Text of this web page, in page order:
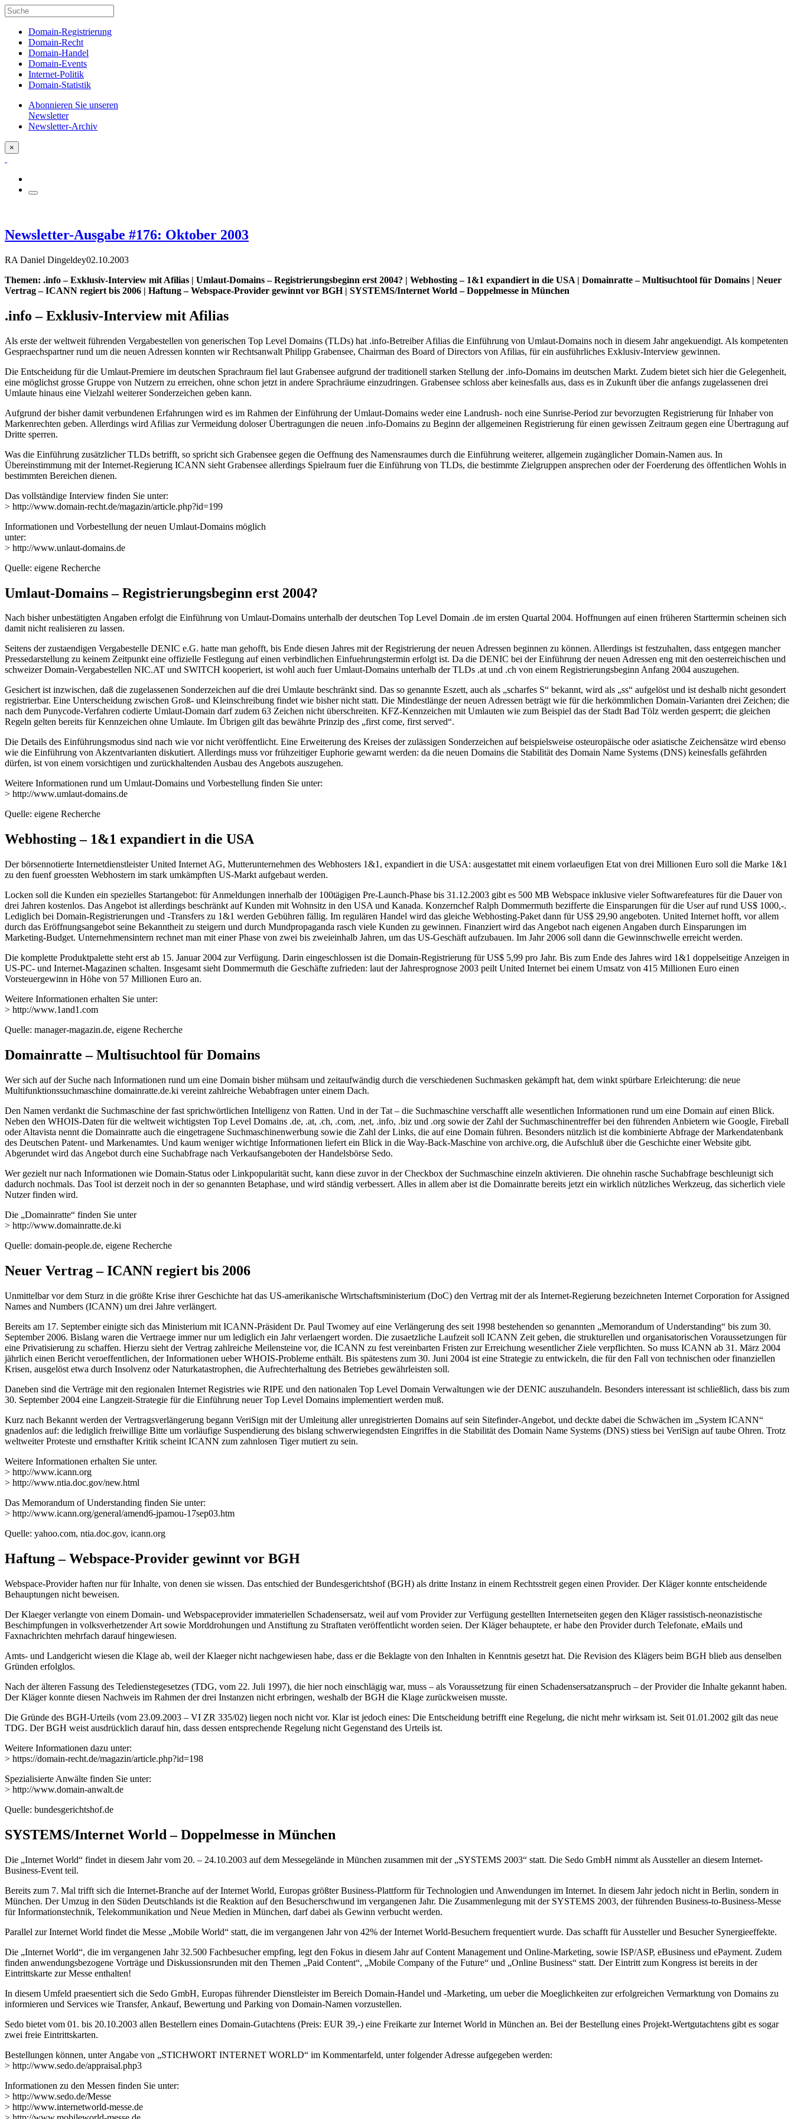
Domain-Registrierung
Domain-Recht
Domain-Handel
Domain-Events
Internet-Politik
Domain-Statistik
Abonnieren Sie unseren
Newsletter
Newsletter-Archiv
×
Newsletter-Ausgabe #176: Oktober 2003
RA Daniel Dingeldey02.10.2003
Themen: .info – Exklusiv-Interview mit Afilias | Umlaut-Domains – Registrierungsbeginn erst 2004? | Webhosting – 1&1 expandiert in die USA | Domainratte – Multisuchtool für Domains | Neuer
Vertrag – ICANN regiert bis 2006 | Haftung – Webspace-Provider gewinnt vor BGH | SYSTEMS/Internet World – Doppelmesse in München
.info – Exklusiv-Interview mit Afilias
Als erste der weltweit führenden Vergabestellen von generischen Top Level Domains (TLDs) hat .info-Betreiber Afilias die Einführung von Umlaut-Domains noch in diesem Jahr angekuendigt. Als kompetenten
Gespraechspartner rund um die neuen Adressen konnten wir Rechtsanwalt Philipp Grabensee, Chairman des Board of Directors von Afilias, für ein ausführliches Exklusiv-Interview gewinnen.
Die Entscheidung für die Umlaut-Premiere im deutschen Sprachraum fiel laut Grabensee aufgrund der traditionell starken Stellung der .info-Domains im deutschen Markt. Zudem bietet sich hier die Gelegenheit,
eine möglichst grosse Gruppe von Nutzern zu erreichen, ohne schon jetzt in andere Sprachräume einzudringen. Grabensee schloss aber keinesfalls aus, dass es in Zukunft über die anfangs zugelassenen drei
Umlaute hinaus eine Vielzahl weiterer Sonderzeichen geben kann.
Aufgrund der bisher damit verbundenen Erfahrungen wird es im Rahmen der Einführung der Umlaut-Domains weder eine Landrush- noch eine Sunrise-Period zur bevorzugten Registrierung für Inhaber von
Markenrechten geben. Allerdings wird Afilias zur Vermeidung doloser Übertragungen die neuen .info-Domains zu Beginn der allgemeinen Registrierung für einen gewissen Zeitraum gegen eine Übertragung auf
Dritte sperren.
Was die Einführung zusätzlicher TLDs betrifft, so spricht sich Grabensee gegen die Oeffnung des Namensraumes durch die Einführung weiterer, allgemein zugänglicher Domain-Namen aus. In
Übereinstimmung mit der Internet-Regierung ICANN sieht Grabensee allerdings Spielraum fuer die Einführung von TLDs, die bestimmte Zielgruppen ansprechen oder der Foerderung des öffentlichen Wohls in
bestimmten Bereichen dienen.
Das vollständige Interview finden Sie unter:
> http://www.domain-recht.de/magazin/article.php?id=199
Informationen und Vorbestellung der neuen Umlaut-Domains möglich
unter:
> http://www.unlaut-domains.de
Quelle: eigene Recherche
Umlaut-Domains – Registrierungsbeginn erst 2004?
Nach bisher unbestätigten Angaben erfolgt die Einführung von Umlaut-Domains unterhalb der deutschen Top Level Domain .de im ersten Quartal 2004. Hoffnungen auf einen früheren Starttermin scheinen sich
damit nicht realisieren zu lassen.
Seitens der zustaendigen Vergabestelle DENIC e.G. hatte man gehofft, bis Ende diesen Jahres mit der Registrierung der neuen Adressen beginnen zu können. Allerdings ist festzuhalten, dass entgegen mancher
Pressedarstellung zu keinem Zeitpunkt eine offizielle Festlegung auf einen verbindlichen Einfuehrungstermin erfolgt ist. Da die DENIC bei der Einführung der neuen Adressen eng mit den oesterreichischen und
schweizer Domain-Vergabestellen NIC.AT und SWITCH kooperiert, ist wohl auch fuer Umlaut-Domains unterhalb der TLDs .at und .ch von einem Registrierungsbeginn Anfang 2004 auszugehen.
Gesichert ist inzwischen, daß die zugelassenen Sonderzeichen auf die drei Umlaute beschränkt sind. Das so genannte Eszett, auch als „scharfes S“ bekannt, wird als „ss“ aufgelöst und ist deshalb nicht gesondert
registrierbar. Eine Unterscheidung zwischen Groß- und Kleinschreibung findet wie bisher nicht statt. Die Mindestlänge der neuen Adressen beträgt wie für die herkömmlichen Domain-Varianten drei Zeichen; die
nach dem Punycode-Verfahren codierte Umlaut-Domain darf zudem 63 Zeichen nicht überschreiten. KFZ-Kennzeichen mit Umlauten wie zum Beispiel das der Stadt Bad Tölz werden gesperrt; die gleichen
Regeln gelten bereits für Kennzeichen ohne Umlaute. Im Übrigen gilt das bewährte Prinzip des „first come, first served“.
Die Details des Einführungsmodus sind nach wie vor nicht veröffentlicht. Eine Erweiterung des Kreises der zulässigen Sonderzeichen auf beispielsweise osteuropäische oder asiatische Zeichensätze wird ebenso
wie die Einführung von Akzentvarianten diskutiert. Allerdings muss vor frühzeitiger Euphorie gewarnt werden: da die neuen Domains die Stabilität des Domain Name Systems (DNS) keinesfalls gefährden
dürfen, ist von einem vorsichtigen und zurückhaltenden Ausbau des Angebots auszugehen.
Weitere Informationen rund um Umlaut-Domains und Vorbestellung finden Sie unter:
> http://www.umlaut-domains.de
Quelle: eigene Recherche
Webhosting – 1&1 expandiert in die USA
Der börsennotierte Internetdienstleister United Internet AG, Mutterunternehmen des Webhosters 1&1, expandiert in die USA: ausgestattet mit einem vorlaeufigen Etat von drei Millionen Euro soll die Marke 1&1
zu den fuenf groessten Webhostern im stark umkämpften US-Markt aufgebaut werden.
Locken soll die Kunden ein spezielles Startangebot: für Anmeldungen innerhalb der 100tägigen Pre-Launch-Phase bis 31.12.2003 gibt es 500 MB Webspace inklusive vieler Softwarefeatures für die Dauer von
drei Jahren kostenlos. Das Angebot ist allerdings beschränkt auf Kunden mit Wohnsitz in den USA und Kanada. Konzernchef Ralph Dommermuth bezifferte die Einsparungen für die User auf rund US$ 1000,-.
Lediglich bei Domain-Registrierungen und -Transfers zu 1&1 werden Gebühren fällig. Im regulären Handel wird das gleiche Webhosting-Paket dann für US$ 29,90 angeboten. United Internet hofft, vor allem
durch das Eröffnungsangebot seine Bekanntheit zu steigern und durch Mundpropaganda rasch viele Kunden zu gewinnen. Finanziert wird das Angebot nach eigenen Angaben durch Einsparungen im
Marketing-Budget. Unternehmensintern rechnet man mit einer Phase von zwei bis zweieinhalb Jahren, um das US-Geschäft aufzubauen. Im Jahr 2006 soll dann die Gewinnschwelle erreicht werden.
Die komplette Produktpalette steht erst ab 15. Januar 2004 zur Verfügung. Darin eingeschlossen ist die Domain-Registrierung für US$ 5,99 pro Jahr. Bis zum Ende des Jahres wird 1&1 doppelseitige Anzeigen in
US-PC- und Internet-Magazinen schalten. Insgesamt sieht Dommermuth die Geschäfte zufrieden: laut der Jahresprognose 2003 peilt United Internet bei einem Umsatz von 415 Millionen Euro einen
Vorsteuergewinn in Höhe von 57 Millionen Euro an.
Weitere Informationen erhalten Sie unter:
> http://www.1and1.com
Quelle: manager-magazin.de, eigene Recherche
Domainratte – Multisuchtool für Domains
Wer sich auf der Suche nach Informationen rund um eine Domain bisher mühsam und zeitaufwändig durch die verschiedenen Suchmasken gekämpft hat, dem winkt spürbare Erleichterung: die neue
Multifunktionssuchmaschine domainratte.de.ki vereint zahlreiche Webabfragen unter einem Dach.
Den Namen verdankt die Suchmaschine der fast sprichwörtlichen Intelligenz von Ratten. Und in der Tat – die Suchmaschine verschafft alle wesentlichen Informationen rund um eine Domain auf einen Blick.
Neben den WHOIS-Daten für die weltweit wichtigsten Top Level Domains .de, .at, .ch, .com, .net, .info, .biz und .org sowie der Zahl der Suchmaschinentreffer bei den führenden Anbietern wie Google, Fireball
oder Altavista nennt die Domainratte auch die eingetragene Suchmaschinenwerbung sowie die Zahl der Links, die auf eine Domain führen. Besonders nützlich ist die kombinierte Abfrage der Markendatenbank
des Deutschen Patent- und Markenamtes. Und kaum weniger wichtige Informationen liefert ein Blick in die Way-Back-Maschine von archive.org, die Aufschluß über die Geschichte einer Website gibt.
Abgerundet wird das Angebot durch eine Suchabfrage nach Verkaufsangeboten der Handelsbörse Sedo.
Wer gezielt nur nach Informationen wie Domain-Status oder Linkpopularität sucht, kann diese zuvor in der Checkbox der Suchmaschine einzeln aktivieren. Die ohnehin rasche Suchabfrage beschleunigt sich
dadurch nochmals. Das Tool ist derzeit noch in der so genannten Betaphase, und wird ständig verbessert. Alles in allem aber ist die Domainratte bereits jetzt ein wirklich nützliches Werkzeug, das sicherlich viele
Nutzer finden wird.
Die „Domainratte“ finden Sie unter
> http://www.domainratte.de.ki
Quelle: domain-people.de, eigene Recherche
Neuer Vertrag – ICANN regiert bis 2006
Unmittelbar vor dem Sturz in die größte Krise ihrer Geschichte hat das US-amerikanische Wirtschaftsministerium (DoC) den Vertrag mit der als Internet-Regierung bezeichneten Internet Corporation for Assigned
Names and Numbers (ICANN) um drei Jahre verlängert.
Bereits am 17. September einigte sich das Ministerium mit ICANN-Präsident Dr. Paul Twomey auf eine Verlängerung des seit 1998 bestehenden so genannten „Memorandum of Understanding“ bis zum 30.
September 2006. Bislang waren die Vertraege immer nur um lediglich ein Jahr verlaengert worden. Die zusaetzliche Laufzeit soll ICANN Zeit geben, die strukturellen und organisatorischen Voraussetzungen für
eine Privatisierung zu schaffen. Hierzu sieht der Vertrag zahlreiche Meilensteine vor, die ICANN zu fest vereinbarten Fristen zur Erreichung wesentlicher Ziele verpflichten. So muss ICANN ab 31. März 2004
jährlich einen Bericht veroeffentlichen, der Informationen ueber WHOIS-Probleme enthält. Bis spätestens zum 30. Juni 2004 ist eine Strategie zu entwickeln, die für den Fall von technischen oder finanziellen
Krisen, ausgelöst etwa durch Insolvenz oder Naturkatastrophen, die Aufrechterhaltung des Betriebes gewährleisten soll.
Daneben sind die Verträge mit den regionalen Internet Registries wie RIPE und den nationalen Top Level Domain Verwaltungen wie der DENIC auszuhandeln. Besonders interessant ist schließlich, dass bis zum
30. September 2004 eine Langzeit-Strategie für die Einführung neuer Top Level Domains implementiert werden muß.
Kurz nach Bekannt werden der Vertragsverlängerung begann VeriSign mit der Umleitung aller unregistrierten Domains auf sein Sitefinder-Angebot, und deckte dabei die Schwächen im „System ICANN“
gnadenlos auf: die lediglich freiwillige Bitte um vorläufige Suspendierung des bislang schwerwiegendsten Eingriffes in die Stabilität des Domain Name Systems (DNS) stiess bei VeriSign auf taube Ohren. Trotz
weltweiter Proteste und ernsthafter Kritik scheint ICANN zum zahnlosen Tiger mutiert zu sein.
Weitere Informationen erhalten Sie unter.
> http://www.icann.org
> http://www.ntia.doc.gov/new.html
Das Memorandum of Understanding finden Sie unter:
> http://www.icann.org/general/amend6-jpamou-17sep03.htm
Quelle: yahoo.com, ntia.doc.gov, icann.org
Haftung – Webspace-Provider gewinnt vor BGH
Webspace-Provider haften nur für Inhalte, von denen sie wissen. Das entschied der Bundesgerichtshof (BGH) als dritte Instanz in einem Rechtsstreit gegen einen Provider. Der Kläger konnte entscheidende
Behauptungen nicht beweisen.
Der Klaeger verlangte von einem Domain- und Webspaceprovider immateriellen Schadensersatz, weil auf vom Provider zur Verfügung gestellten Internetseiten gegen den Kläger rassistisch-neonazistische
Beschimpfungen in volksverhetzender Art sowie Morddrohungen und Anstiftung zu Straftaten veröffentlicht worden seien. Der Kläger behauptete, er habe den Provider durch Telefonate, eMails und
Faxnachrichten mehrfach darauf hingewiesen.
Amts- und Landgericht wiesen die Klage ab, weil der Klaeger nicht nachgewiesen habe, dass er die Beklagte von den Inhalten in Kenntnis gesetzt hat. Die Revision des Klägers beim BGH blieb aus denselben
Gründen erfolglos.
Nach der älteren Fassung des Teledienstegesetzes (TDG, vom 22. Juli 1997), die hier noch einschlägig war, muss – als Voraussetzung für einen Schadensersatzanspruch – der Provider die Inhalte gekannt haben.
Der Kläger konnte diesen Nachweis im Rahmen der drei Instanzen nicht erbringen, weshalb der BGH die Klage zurückweisen musste.
Die Gründe des BGH-Urteils (vom 23.09.2003 – VI ZR 335/02) liegen noch nicht vor. Klar ist jedoch eines: Die Entscheidung betrifft eine Regelung, die nicht mehr wirksam ist. Seit 01.01.2002 gilt das neue
TDG. Der BGH weist ausdrücklich darauf hin, dass dessen entsprechende Regelung nicht Gegenstand des Urteils ist.
Weitere Informationen dazu unter:
> https://domain-recht.de/magazin/article.php?id=198
Spezialisierte Anwälte finden Sie unter:
> http://www.domain-anwalt.de
Quelle: bundesgerichtshof.de
SYSTEMS/Internet World – Doppelmesse in München
Die „Internet World“ findet in diesem Jahr vom 20. – 24.10.2003 auf dem Messegelände in München zusammen mit der „SYSTEMS 2003“ statt. Die Sedo GmbH nimmt als Aussteller an diesem Internet-
Business-Event teil.
Bereits zum 7. Mal trifft sich die Internet-Branche auf der Internet World, Europas größter Business-Plattform für Technologien und Anwendungen im Internet. In diesem Jahr jedoch nicht in Berlin, sondern in
München. Der Umzug in den Süden Deutschlands ist die Reaktion auf den Besucherschwund im vergangenen Jahr. Die Zusammenlegung mit der SYSTEMS 2003, der führenden Business-to-Business-Messe
für Informationstechnik, Telekommunikation und Neue Medien in München, darf dabei als Gewinn verbucht werden.
Parallel zur Internet World findet die Messe „Mobile World“ statt, die im vergangenen Jahr von 42% der Internet World-Besuchern frequentiert wurde. Das schafft für Aussteller und Besucher Synergieeffekte.
Die „Internet World“, die im vergangenen Jahr 32.500 Fachbesucher empfing, legt den Fokus in diesem Jahr auf Content Management und Online-Marketing, sowie ISP/ASP, eBusiness und ePayment. Zudem
finden anwendungsbezogene Vorträge und Diskussionsrunden mit den Themen „Paid Content“, „Mobile Company of the Future“ und „Online Business“ statt. Der Eintritt zum Kongress ist bereits in der
Eintrittskarte zur Messe enthalten!
In diesem Umfeld praesentiert sich die Sedo GmbH, Europas führender Dienstleister im Bereich Domain-Handel und -Marketing, um ueber die Moeglichkeiten zur erfolgreichen Vermarktung von Domains zu
informieren und Services wie Transfer, Ankauf, Bewertung und Parking von Domain-Namen vorzustellen.
Sedo bietet vom 01. bis 20.10.2003 allen Bestellern eines Domain-Gutachtens (Preis: EUR 39,-) eine Freikarte zur Internet World in München an. Bei der Bestellung eines Projekt-Wertgutachtens gibt es sogar
zwei freie Eintrittskarten.
Bestellungen können, unter Angabe von „STICHWORT INTERNET WORLD“ im Kommentarfeld, unter folgender Adresse aufgegeben werden:
> http://www.sedo.de/appraisal.php3
Informationen zu den Messen finden Sie unter:
> http://www.sedo.de/Messe
> http://www.internetworld-messe.de